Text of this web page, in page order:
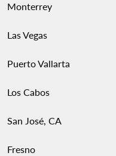
Monterrey
Las Vegas
Puerto Vallarta
Los Cabos
San José, CA
Fresno